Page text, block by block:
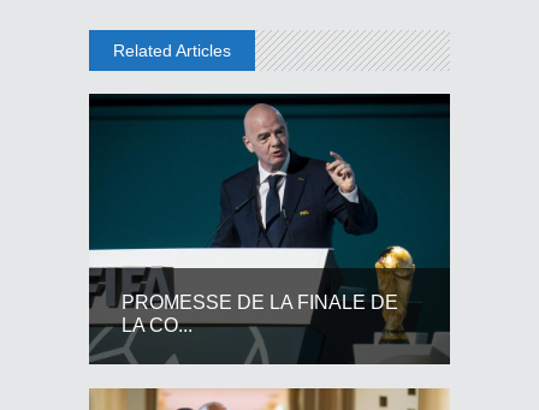
Related Articles
PROMESSE DE LA FINALE DE
LA CO...